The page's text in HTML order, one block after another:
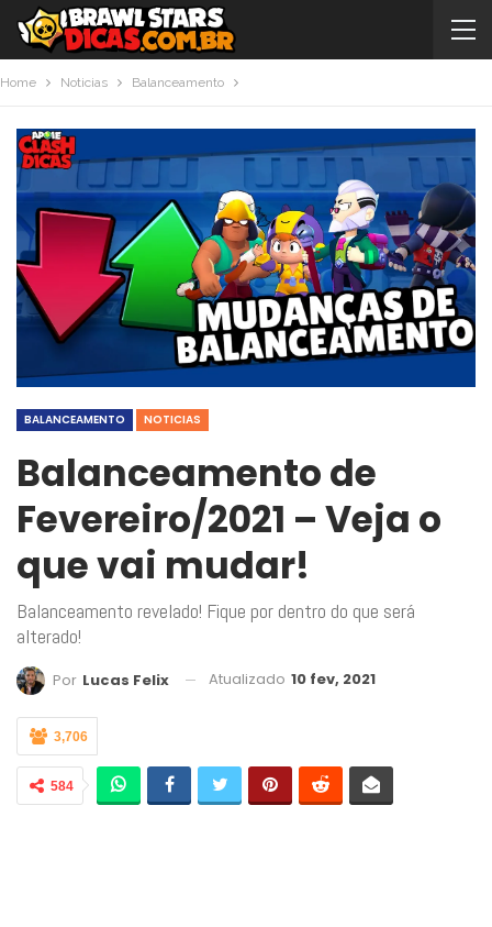
Home Noticias Balanceamento
BALANCEAMENTO NOTICIAS
Balanceamento de
Fevereiro/2021 – Veja o
que vai mudar!
Balanceamento revelado! Fique por dentro do que será
alterado!
Por Lucas Felix Atualizado 10 fev, 2021
3,706
584